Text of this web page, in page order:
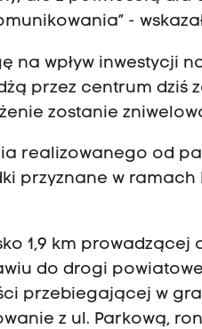
-
na wpływ inwestycji
przez centrum dziś
zostanie
realizowanego od
przyznane w ramach
1,9 km prowadzącej
do drogi
przebiegającej w
z ul. Parkową,